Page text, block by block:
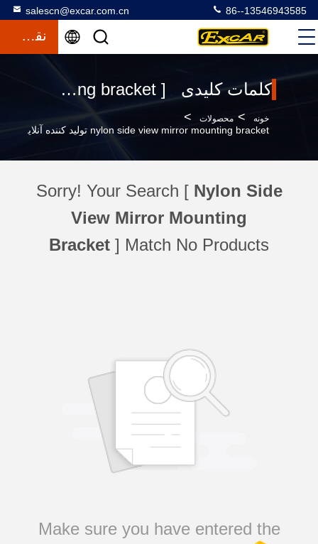
salescn@excar.com.cn 86--13546943585
نقل قول
کلمات کلیدی [ nylon side view mirror mounting bracket ] مطابقت 1 محصولات
خونه > محصولات >
nylon side view mirror mounting bracket تولید کننده آنلاین
Sorry! Your Search [ Nylon Side
View Mirror Mounting
Bracket ] Match No Products
Make sure you have entered the